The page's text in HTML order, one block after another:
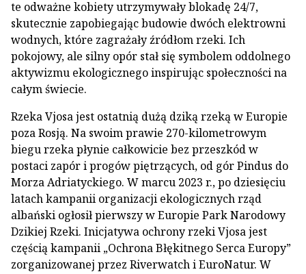
te odważne kobiety utrzymywały blokadę 24/7,
skutecznie zapobiegając budowie dwóch elektrowni
wodnych, które zagrażały źródłom rzeki. Ich
pokojowy, ale silny opór stał się symbolem oddolnego
aktywizmu ekologicznego inspirując społeczności na
całym świecie.
Rzeka Vjosa jest ostatnią dużą dziką rzeką w Europie
poza Rosją. Na swoim prawie 270-kilometrowym
biegu rzeka płynie całkowicie bez przeszkód w
postaci zapór i progów piętrzących, od gór Pindus do
Morza Adriatyckiego. W marcu 2023 r., po dziesięciu
latach kampanii organizacji ekologicznych rząd
albański ogłosił pierwszy w Europie Park Narodowy
Dzikiej Rzeki. Inicjatywa ochrony rzeki Vjosa jest
częścią kampanii „Ochrona Błękitnego Serca Europy”
zorganizowanej przez Riverwatch i EuroNatur. W